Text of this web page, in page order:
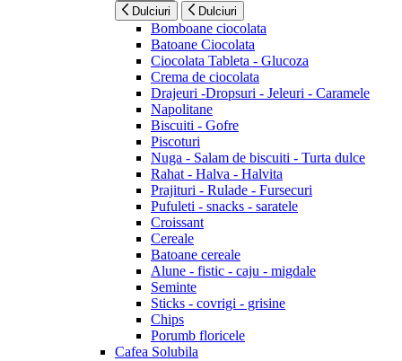
Dulciuri Dulciuri
Bomboane ciocolata
Batoane Ciocolata
Ciocolata Tableta - Glucoza
Crema de ciocolata
Drajeuri -Dropsuri - Jeleuri - Caramele
Napolitane
Biscuiti - Gofre
Piscoturi
Nuga - Salam de biscuiti - Turta dulce
Rahat - Halva - Halvita
Prajituri - Rulade - Fursecuri
Pufuleti - snacks - saratele
Croissant
Cereale
Batoane cereale
Alune - fistic - caju - migdale
Seminte
Sticks - covrigi - grisine
Chips
Porumb floricele
Cafea Solubila